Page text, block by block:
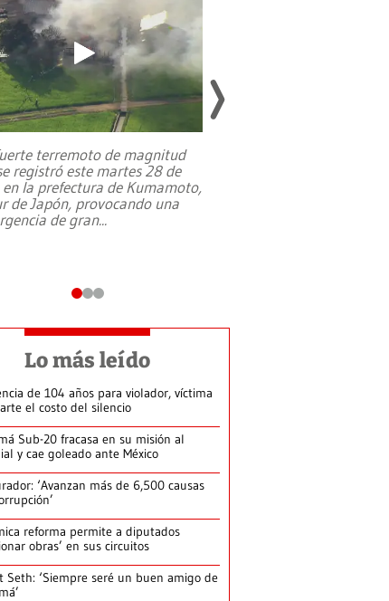
terremoto de magnitud
registró este martes 28 de
la prefectura de Kumamoto,
de Japón, provocando una
de gran...
Lo más leído
de 104 años para violador, víctima
el costo del silencio
Sub-20 fracasa en su misión al
y cae goleado ante México
‘Avanzan más de 6,500 causas
reforma permite a diputados
obras’ en sus circuitos
Seth: ‘Siempre seré un buen amigo de